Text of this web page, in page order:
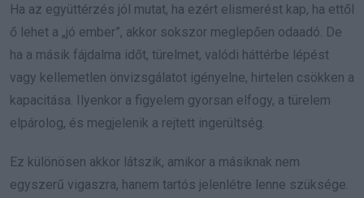
Ha az együttérzés jól mutat, ha ezért elismerést kap, ha ettől
ő lehet a „jó ember”, akkor sokszor meglepően odaadó. De
ha a másik fájdalma időt, türelmet, valódi háttérbe lépést
vagy kellemetlen önvizsgálatot igényelne, hirtelen csökken a
kapacitása. Ilyenkor a figyelem gyorsan elfogy, a türelem
elpárolog, és megjelenik a rejtett ingerültség.
Ez különösen akkor látszik, amikor a másiknak nem
egyszerű vigaszra, hanem tartós jelenlétre lenne szüksége.